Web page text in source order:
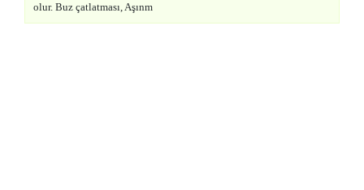
olur. Buz çatlatması, Aşınm